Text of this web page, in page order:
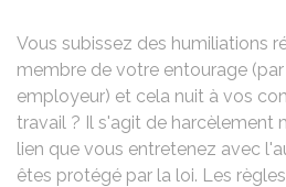
Vous subissez des humiliations
membre de votre entourage
employeur) et cela nuit à vos
travail ? Il s'agit de harcèlement
lien que vous entretenez avec
êtes protégé par la loi. Les